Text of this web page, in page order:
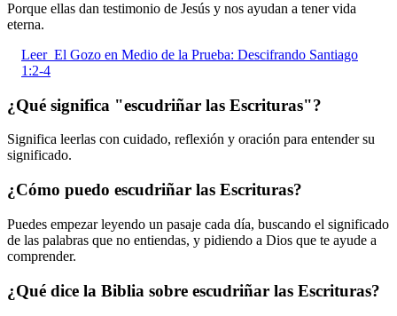
Porque ellas dan testimonio de Jesús y nos ayudan a tener vida
eterna.
Leer El Gozo en Medio de la Prueba: Descifrando Santiago
1:2-4
¿Qué significa "escudriñar las Escrituras"?
Significa leerlas con cuidado, reflexión y oración para entender su
significado.
¿Cómo puedo escudriñar las Escrituras?
Puedes empezar leyendo un pasaje cada día, buscando el significado
de las palabras que no entiendas, y pidiendo a Dios que te ayude a
comprender.
¿Qué dice la Biblia sobre escudriñar las Escrituras?